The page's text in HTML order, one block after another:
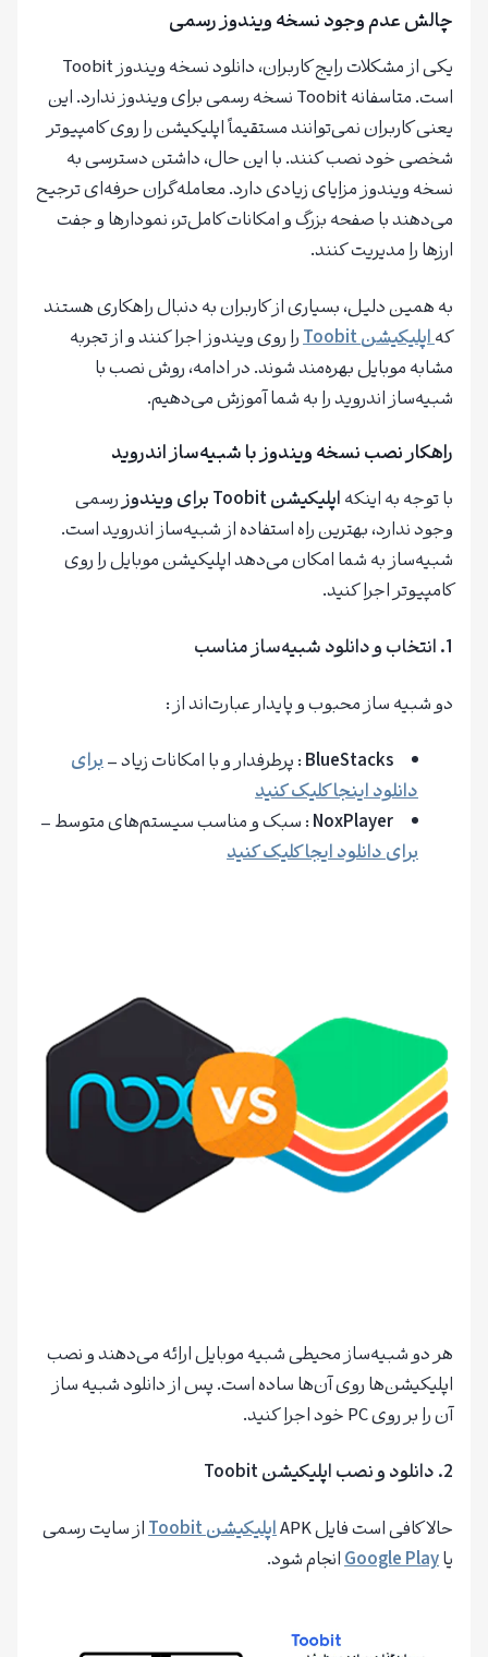
چالش عدم وجود نسخه ویندوز رسمی
یکی از مشکلات رایج کاربران، دانلود نسخه ویندوز Toobit
است. متاسفانه Toobit نسخه رسمی برای ویندوز ندارد. این
یعنی کاربران نمی‌توانند مستقیماً اپلیکیشن را روی کامپیوتر
شخصی خود نصب کنند. با این حال، داشتن دسترسی به
نسخه ویندوز مزایای زیادی دارد. معامله‌گران حرفه‌ای ترجیح
می‌دهند با صفحه بزرگ و امکانات کامل‌تر، نمودارها و جفت
ارزها را مدیریت کنند.
به همین دلیل، بسیاری از کاربران به دنبال راهکاری هستند
کهاپلیکیشن Toobit
را روی ویندوز اجرا کنند و از تجربه
مشابه موبایل بهره‌مند شوند. در ادامه، روش نصب با
شبیه‌ساز اندروید را به شما آموزش می‌دهیم.
راهکار نصب نسخه ویندوز با شبیه‌ساز اندروید
با توجه به اینکهاپلیکیشن برای ویندوزرسمی
وجود ندارد، بهترین راه استفاده از شبیه‌ساز اندروید است.
شبیه‌ساز به شما امکان می‌دهد اپلیکیشن موبایل را روی
کامپیوتر اجرا کنید.
1. انتخاب و دانلود شبیه‌ساز مناسب
دو شبیه‌ ساز محبوب و پایدار عبارت‌اند از :
BlueStacks: پرطرفدار و با امکانات زیاد –برای
دانلود اینجا کلیک کنید
NoxPlayer: سبک و مناسب سیستم‌های متوسط –
برای دانلود ایجا کلیک کنید
هر دو شبیه‌ساز محیطی شبیه موبایل ارائه می‌دهند و نصب
اپلیکیشن‌ها روی آن‌ها ساده است. پس از دانلود شبیه ساز
آن را بر روی PC خود اجرا کنید.
2. دانلود و نصب اپلیکیشن
حالا کافی است فایل APK
اپلیکیشن Toobit
از سایت رسمی
یاGoogle Playانجام شود.